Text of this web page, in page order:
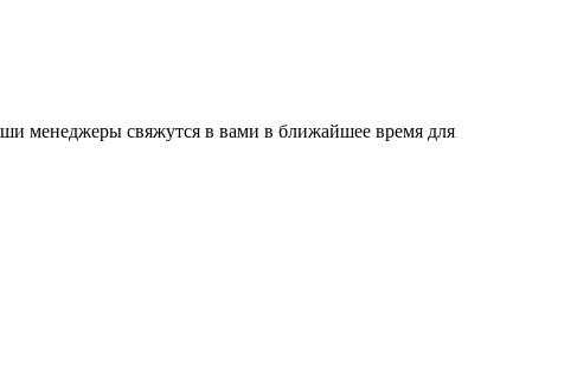
менеджеры свяжутся в вами в ближайшее время для